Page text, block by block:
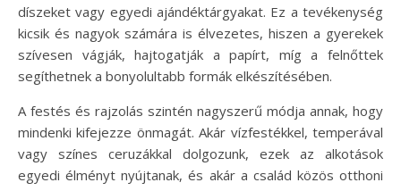
díszeket vagy egyedi ajándéktárgyakat. Ez a tevékenység
kicsik és nagyok számára is élvezetes, hiszen a gyerekek
szívesen vágják, hajtogatják a papírt, míg a felnőttek
segíthetnek a bonyolultabb formák elkészítésében.
A festés és rajzolás szintén nagyszerű módja annak, hogy
mindenki kifejezze önmagát. Akár vízfestékkel, temperával
vagy színes ceruzákkal dolgozunk, ezek az alkotások
egyedi élményt nyújtanak, és akár a család közös otthoni